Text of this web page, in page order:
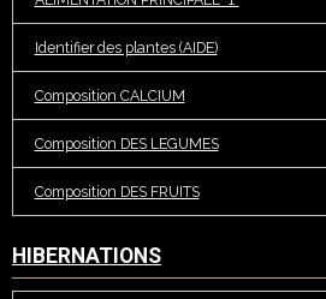
Identifier des plantes (AIDE)
Composition CALCIUM
Composition DES LEGUMES
Composition DES FRUITS
HIBERNATIONS